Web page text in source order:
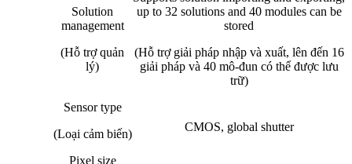
Solution
management
(Hỗ trợ quản
lý)
up to 32 solutions and 40 modules can be
stored
(Hỗ trợ giải pháp nhập và xuất, lên đến 16
giải pháp và 40 mô-đun có thể được lưu
trữ)
Sensor type
(Loại cảm biến)
CMOS, global shutter
Pixel size